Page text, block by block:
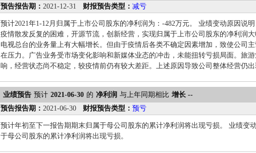
预告报告期： 2021-12-31 财报预告类型： 减亏
预计2021年1-12月归属于上市公司股东的净利润为：-482万元。 业绩变动原因说
疫情散发反复的困难，开源节流，创新经营，实现归属于上市公司股东的净利润
电视总台的业务量上有大幅增长。但由于疫情后各类不确定因素增加，致使公司
在压力。广告业务受市场变化影响和新媒体业态的冲击，未能扭转亏损局面。旅
响，经营状态尚不稳定，较疫情前仍有较大差距。上述原因导致公司整体经营仍出
业绩预告 预计 2021-06-30 的 净利润 与上年同期相比 增长 --
预告报告期： 2021-06-30 财报预告类型： 预亏
预计年初至下一报告期期末归属于母公司股东的累计净利润将出现亏损。 业绩变
于母公司股东的累计净利润将出现亏损。